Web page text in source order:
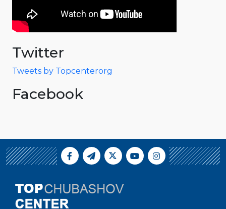
Twitter
Tweets by Topcenterorg
Facebook